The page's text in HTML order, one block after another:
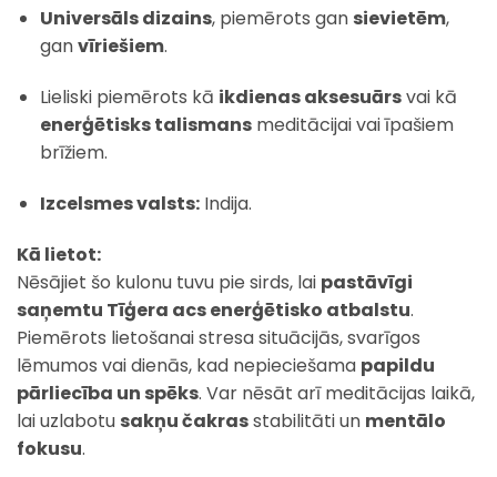
Universāls dizains, piemērots gan sievietēm,
ganvīriešiem.
Lieliski piemērots kā ikdienas aksesuārsvai kā
enerģētisks talismansmeditācijai vai īpašiem
brīžiem.
Izcelsmes valsts:Indija.
Kā lietot:
Nēsājiet šo kulonu tuvu pie sirds, lai pastāvīgi
saņemtu Tīģera acs enerģētisko atbalstu.
Piemērots lietošanai stresa situācijās, svarīgos
lēmumos vai dienās, kad nepieciešama papildu
pārliecība un spēks. Var nēsāt arī meditācijas laikā,
lai uzlabotu sakņu čakrasstabilitāti un mentālo
fokusu.